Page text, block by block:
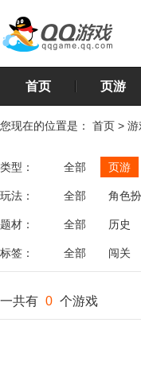
首页 页游
您现在的位置是： 首页 > 游
类型： 全部 页游
玩法： 全部 角色
飞行
恋爱
题材： 全部 历史
标签： 全部 闯关
一共有 0 个游戏